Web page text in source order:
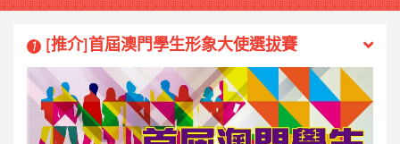
1 [推介]首屆澳門學生形象大使選拔賽